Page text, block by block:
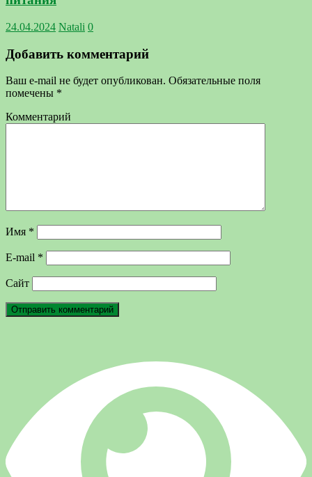
24.04.2024 Natali 0
Добавить комментарий
Ваш e-mail не будет опубликован. Обязательные поля
помечены *
Комментарий
Имя *
E-mail *
Сайт